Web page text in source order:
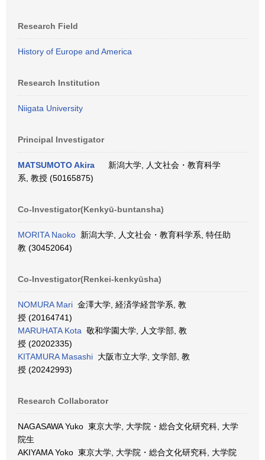
Research Field
History of Europe and America
Research Institution
Niigata University
Principal Investigator
MATSUMOTO Akira
新潟大学, 人文社会・教育科学
系, 教授 (50165875)
Co-Investigator(Kenkyū-buntansha)
MORITA Naoko 新潟大学, 人文社会・教育科学系, 特任助
教 (30452064)
Co-Investigator(Renkei-kenkyūsha)
NOMURA Mari 金澤大学, 経済学経営学系, 教
授 (20164741)
MARUHATA Kota 敬和学園大学, 人文学部, 教
授 (20202335)
KITAMURA Masashi 大阪市立大学, 文学部, 教
授 (20242993)
Research Collaborator
NAGASAWA Yuko 東京大学, 大学院・総合文化研究科, 大学
院生
AKIYAMA Yoko 東京大学, 大学院・総合文化研究科, 大学院